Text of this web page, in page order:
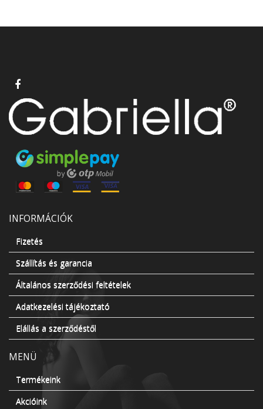
INFORMÁCIÓK
Fizetés
Szállítás és garancia
Általános szerződési feltételek
Adatkezelési tájékoztató
Elállás a szerződéstől
MENÜ
Termékeink
Akcióink